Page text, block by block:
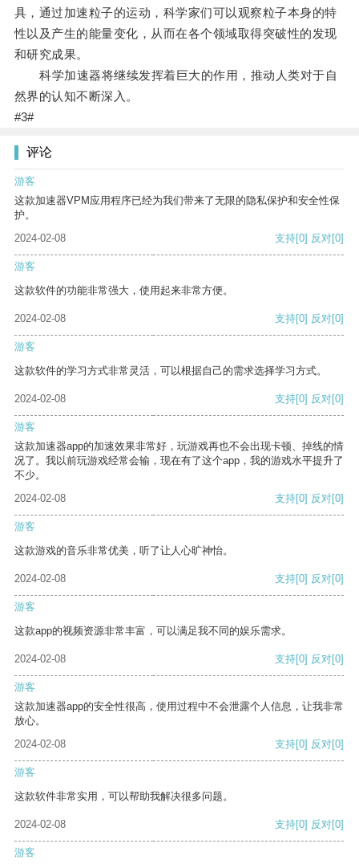
具，通过加速粒子的运动，科学家们可以观察粒子本身的特
性以及产生的能量变化，从而在各个领域取得突破性的发现
和研究成果。
科学加速器将继续发挥着巨大的作用，推动人类对于自
然界的认知不断深入。
#3#
评论
游客
这款加速器VPM应用程序已经为我们带来了无限的隐私保护和安全性保
护。
2024-02-08
支持[0] 反对[0]
游客
这款软件的功能非常强大，使用起来非常方便。
2024-02-08 支持[0] 反对[0]
游客
这款软件的学习方式非常灵活，可以根据自己的需求选择学习方式。
2024-02-08 支持[0] 反对[0]
游客
这款加速器app的加速效果非常好，玩游戏再也不会出现卡顿、掉线的情
况了。我以前玩游戏经常会输，现在有了这个app，我的游戏水平提升了
不少。
2024-02-08
支持[0] 反对[0]
游客
这款游戏的音乐非常优美，听了让人心旷神怡。
2024-02-08 支持[0] 反对[0]
游客
这款app的视频资源非常丰富，可以满足我不同的娱乐需求。
2024-02-08 支持[0] 反对[0]
游客
这款加速器app的安全性很高，使用过程中不会泄露个人信息，让我非常
放心。
2024-02-08
支持[0] 反对[0]
游客
这款软件非常实用，可以帮助我解决很多问题。
2024-02-08 支持[0] 反对[0]
游客